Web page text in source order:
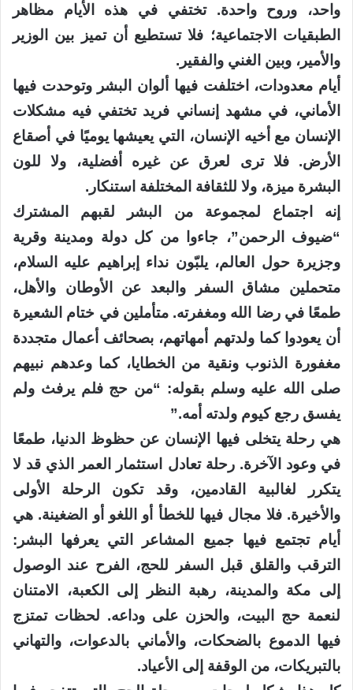
واحد، وروح واحدة. تختفي في هذه الأيام مظاهر
الطبقيات الاجتماعية؛ فلا تستطيع أن تميز بين الوزير
والأمير، وبين الغني والفقير.
أيام معدودات، اختلفت فيها ألوان البشر وتوحدت فيها
الأماني، في مشهد إنساني فريد تختفي فيه مشكلات
الإنسان مع أخيه الإنسان، التي يعيشها يوميًا في أصقاع
الأرض. فلا ترى لعرق عن غيره أفضلية، ولا للون
البشرة ميزة، ولا للثقافة المختلفة استنكار.
إنه اجتماع لمجموعة من البشر لقبهم المشترك
“ضيوف الرحمن”، جاءوا من كل دولة ومدينة وقرية
وجزيرة حول العالم، يلبّون نداء إبراهيم عليه السلام،
متحملين مشاق السفر والبعد عن الأوطان والأهل،
طمعًا في رضا الله ومغفرته. متأملين في ختام الشعيرة
أن يعودوا كما ولدتهم أمهاتهم، بصحائف أعمال متجددة
مغفورة الذنوب ونقية من الخطايا، كما وعدهم نبيهم
صلى الله عليه وسلم بقوله: “من حج فلم يرفث ولم
يفسق رجع كيوم ولدته أمه.”
هي رحلة يتخلى فيها الإنسان عن حظوظ الدنيا، طمعًا
في وعود الآخرة. رحلة تعادل استثمار العمر الذي قد لا
يتكرر لغالبية القادمين، وقد تكون الرحلة الأولى
والأخيرة. فلا مجال فيها للخطأ أو اللغو أو الضغينة. هي
أيام تجتمع فيها جميع المشاعر التي يعرفها البشر:
الترقب والقلق قبل السفر للحج، الفرح عند الوصول
إلى مكة والمدينة، رهبة النظر إلى الكعبة، الامتنان
لنعمة حج البيت، والحزن على وداعه. لحظات تمتزج
فيها الدموع بالضحكات، والأماني بالدعوات، والتهاني
بالتبريكات، من الوقفة إلى الأعياد.